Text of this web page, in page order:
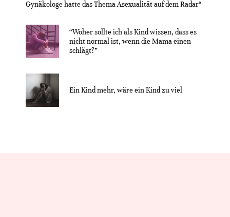
Gynäkologe hatte das Thema Asexualität auf dem Radar“
“Woher sollte ich als Kind wissen, dass es
nicht normal ist, wenn die Mama einen
schlägt?”
Ein Kind mehr, wäre ein Kind zu viel